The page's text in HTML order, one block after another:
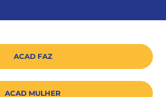
ACAD FAZ
ACAD MULHER